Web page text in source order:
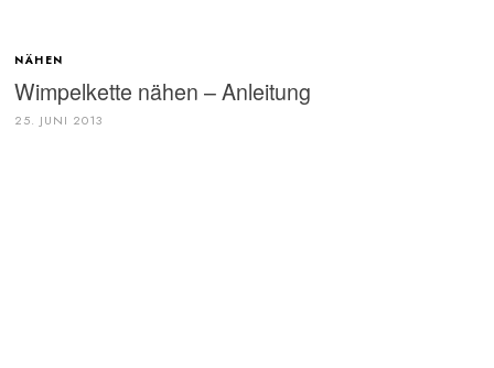
NÄHEN
Wimpelkette nähen – Anleitung
25. JUNI 2013